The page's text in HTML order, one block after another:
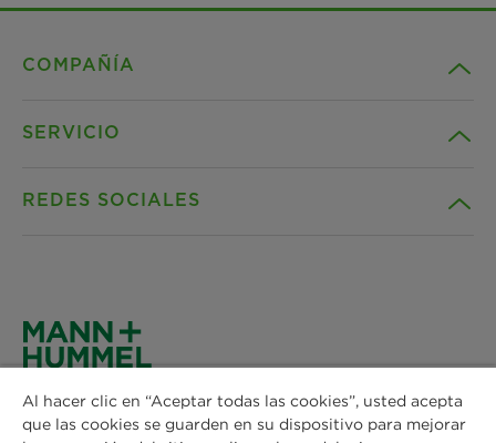
COMPAÑÍA
Localizaciones
SERVICIO
Declaración de privacidad
Configuración de cookies
REDES SOCIALES
Instagram
LinkedIn
MANN+HUMMEL
Schwieberdinger Straße 126
Al hacer clic en “Aceptar todas las cookies”, usted acepta
que las cookies se guarden en su dispositivo para mejorar